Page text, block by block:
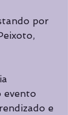
por
evento
e